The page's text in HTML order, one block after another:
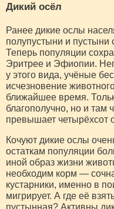
Дикий осёл
Ранее дикие ослы
полупустыни и пустыни
Теперь популяции
Эритрее и Эфиопии.
у этого вида, учёные
исчезновение
ближайшее время.
благополучно, но и там
превышает четырёхсот
Кочуют дикие ослы
остаткам популяции
иной образ жизни
необходим корм —
кустарники, именно в
мигрирует. А где её
пустынная? Активны